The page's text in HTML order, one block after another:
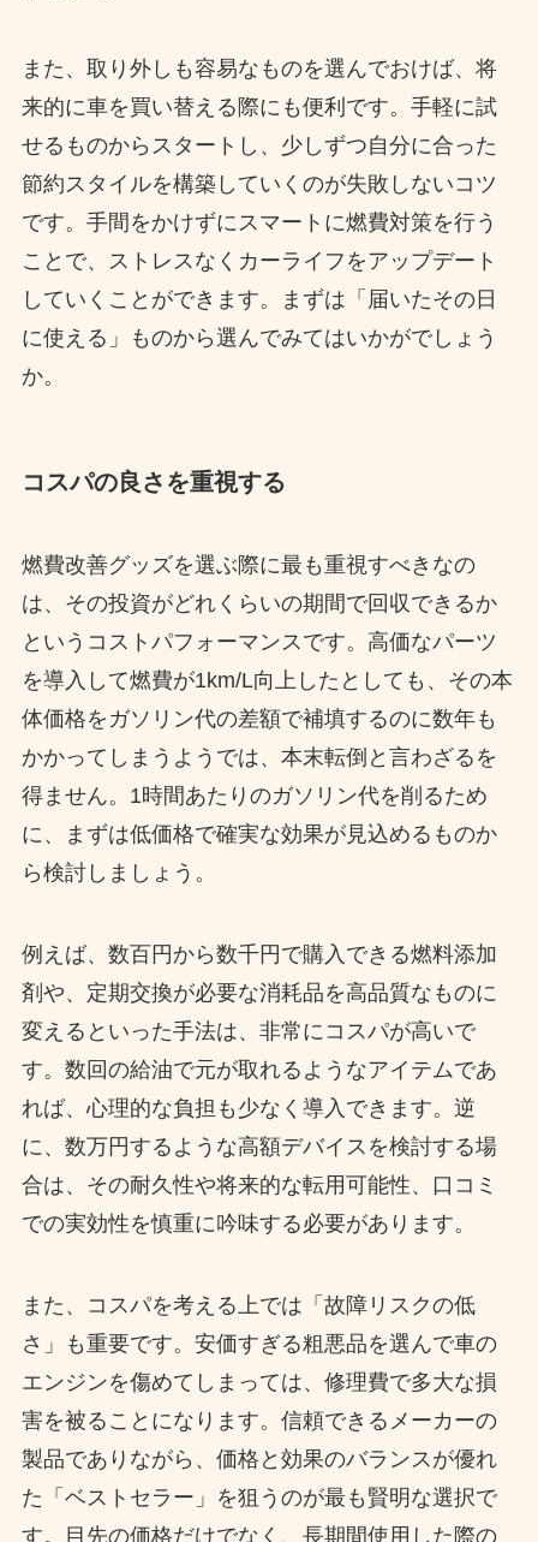
また、取り外しも容易なものを選んでおけば、将
来的に車を買い替える際にも便利です。手軽に試
せるものからスタートし、少しずつ自分に合った
節約スタイルを構築していくのが失敗しないコツ
です。手間をかけずにスマートに燃費対策を行う
ことで、ストレスなくカーライフをアップデート
していくことができます。まずは「届いたその日
に使える」ものから選んでみてはいかがでしょう
か。
コスパの良さを重視する
燃費改善グッズを選ぶ際に最も重視すべきなの
は、その投資がどれくらいの期間で回収できるか
というコストパフォーマンスです。高価なパーツ
を導入して燃費が1km/L向上したとしても、その本
体価格をガソリン代の差額で補填するのに数年も
かかってしまうようでは、本末転倒と言わざるを
得ません。1時間あたりのガソリン代を削るため
に、まずは低価格で確実な効果が見込めるものか
ら検討しましょう。
例えば、数百円から数千円で購入できる燃料添加
剤や、定期交換が必要な消耗品を高品質なものに
変えるといった手法は、非常にコスパが高いで
す。数回の給油で元が取れるようなアイテムであ
れば、心理的な負担も少なく導入できます。逆
に、数万円するような高額デバイスを検討する場
合は、その耐久性や将来的な転用可能性、口コミ
での実効性を慎重に吟味する必要があります。
また、コスパを考える上では「故障リスクの低
さ」も重要です。安価すぎる粗悪品を選んで車の
エンジンを傷めてしまっては、修理費で多大な損
害を被ることになります。信頼できるメーカーの
製品でありながら、価格と効果のバランスが優れ
た「ベストセラー」を狙うのが最も賢明な選択で
す。目先の価格だけでなく、長期間使用した際の